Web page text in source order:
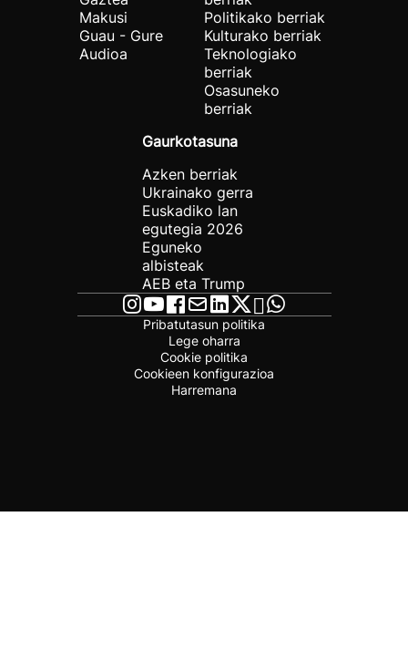
Makusi
Guau - Gure
Audioa
Politikako berriak
Kulturako berriak
Teknologiako
berriak
Osasuneko
berriak
Gaurkotasuna
Azken berriak
Ukrainako gerra
Euskadiko lan
egutegia 2026
Eguneko
albisteak
AEB eta Trump
Pribatutasun politika
Lege oharra
Cookie politika
Cookieen konfigurazioa
Harremana